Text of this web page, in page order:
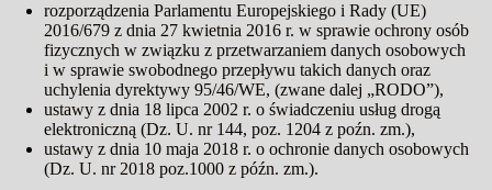
rozporządzenia Parlamentu Europejskiego i Rady (UE)
2016/679 z dnia 27 kwietnia 2016 r. w sprawie ochrony osób
fizycznych w związku z przetwarzaniem danych osobowych
i w sprawie swobodnego przepływu takich danych oraz
uchylenia dyrektywy 95/46/WE, (zwane dalej „RODO”),
ustawy z dnia 18 lipca 2002 r. o świadczeniu usług drogą
elektroniczną (Dz. U. nr 144, poz. 1204 z poźn. zm.),
ustawy z dnia 10 maja 2018 r. o ochronie danych osobowych
(Dz. U. nr 2018 poz.1000 z późn. zm.).